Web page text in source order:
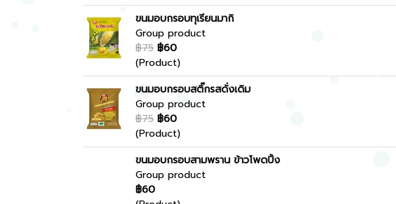
ขนมอบกรอบทุเรียนมากิ
Group product
฿75 ฿60
(Product)
ขนมอบกรอบสติ๊กรสดั่งเดิม
Group product
฿75 ฿60
(Product)
ขนมอบกรอบสามพราน ข้าวโพดปิ้ง
Group product
฿60